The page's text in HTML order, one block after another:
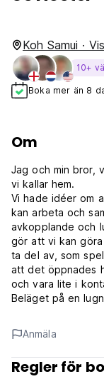
Koh Samui ·
10+
Boka mer än 8
Om
Jag och min bror,
vi kallar hem.
Vi hade idéer om
kan arbeta och
avkopplande och
gör att vi kan
ta del av, som
att det öppnades
och vara lite i
Beläget på en
mer befolkade
en fräsch
Vad betyder vi för
Du, jag och alla
Anmäla
Regler för